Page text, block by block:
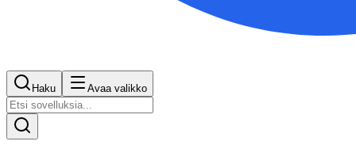
Haku Avaa valikko